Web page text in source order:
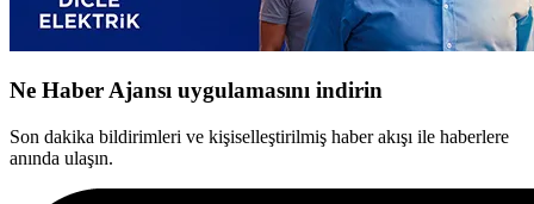
Ne Haber Ajansı uygulamasını indirin
Son dakika bildirimleri ve kişiselleştirilmiş haber akışı ile haberlere
anında ulaşın.